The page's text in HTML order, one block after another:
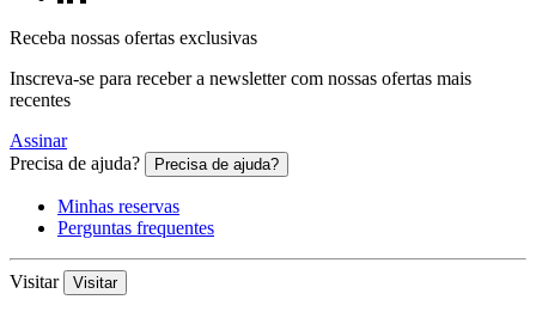
Receba nossas ofertas exclusivas
Inscreva-se para receber a newsletter com nossas ofertas mais
recentes
Assinar
Precisa de ajuda?
Precisa de ajuda?
Minhas reservas
Perguntas frequentes
Visitar Visitar